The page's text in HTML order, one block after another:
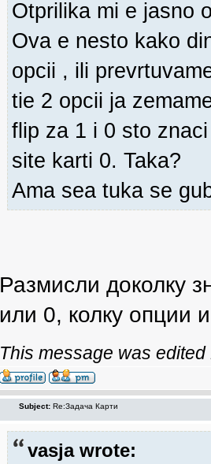
Otprilika mi e jasno
Ova e nesto kako
opcii , ili
tie 2 opcii ja
flip za 1 i 0 sto
site karti 0. Taka?
Ama sea tuka se
Размисли доколку
или 0, колку опции
This message was
Subject: Re:Задача Карти
vasja wrote: